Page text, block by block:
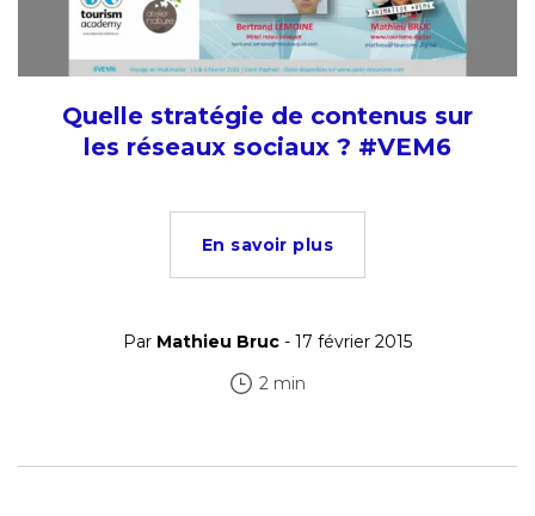
Quelle stratégie de contenus sur
les réseaux sociaux ? #VEM6
En savoir plus
Par Mathieu Bruc - 17 février 2015
2 min